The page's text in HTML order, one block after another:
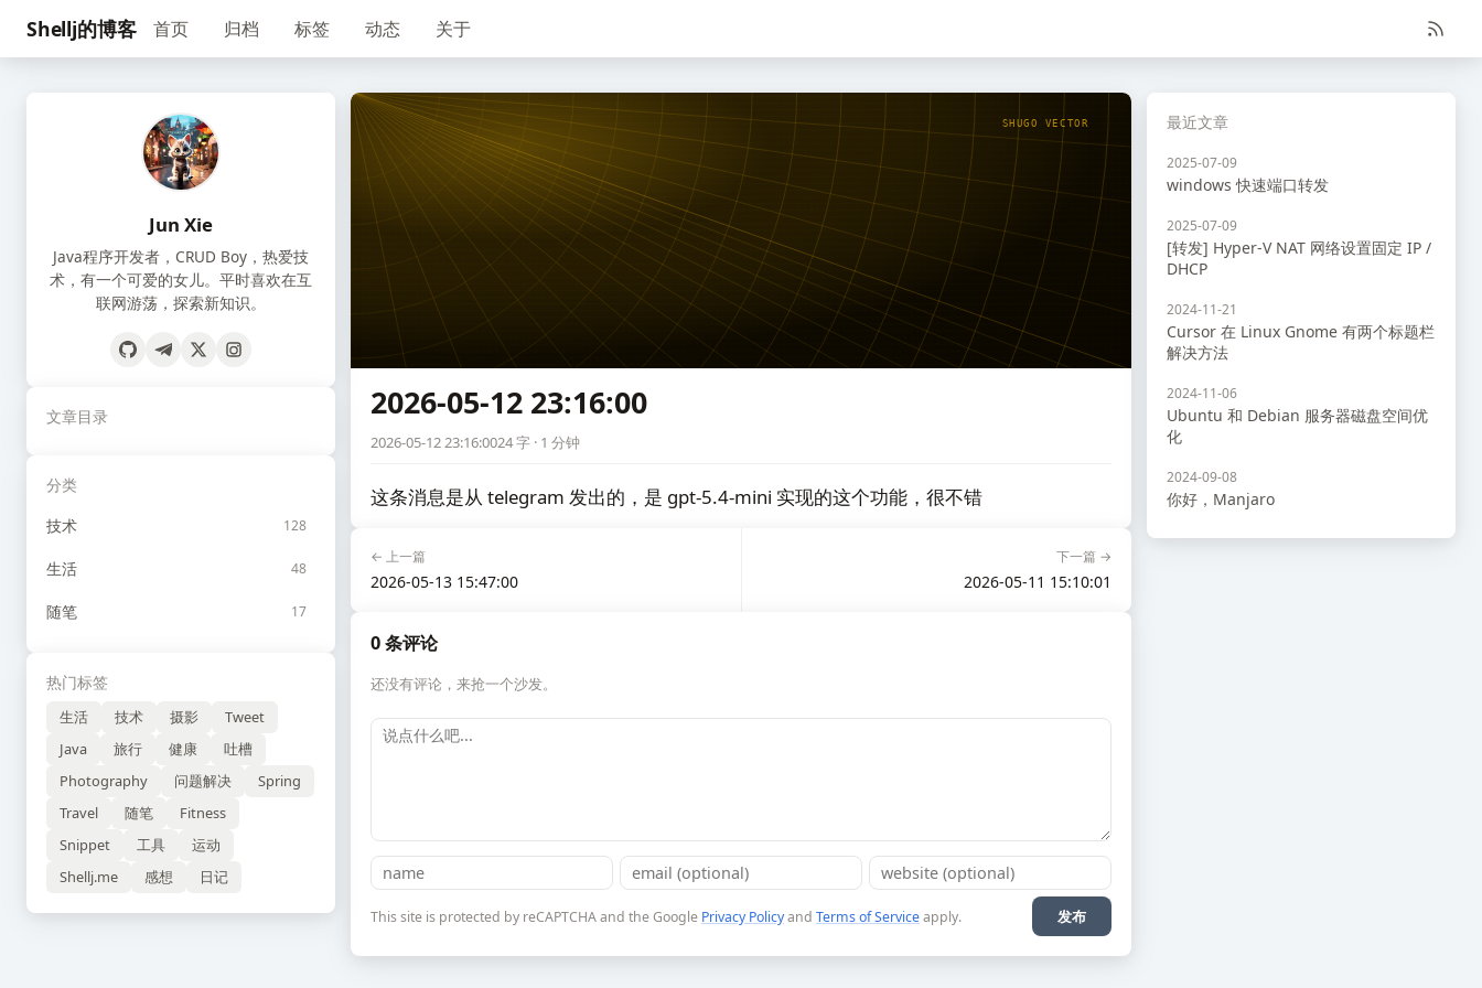
Shellj的博客 首页 归档 标签 动态 关于
Jun Xie
Java程序开发者，CRUD Boy，热爱技
术，有一个可爱的女儿。平时喜欢在互
联网游荡，探索新知识。
文章目录
分类
技术
128
生活 48
随笔 17
热门标签
生活 技术 摄影
Tweet
Java
旅行 健康
吐槽
Photography
问题解决
Spring
Travel
随笔
Fitness
Snippet
工具
运动
Shellj.me
感想 日记
SHUGO VECTOR
2026-05-12 23:16:00
2026-05-12 23:16:0024 字 · 1 分钟
这条消息是从 telegram 发出的，是 gpt-5.4-mini 实现的这个功能，很不错
← 上一篇
2026-05-13 15:47:00
下一篇 →
2026-05-11 15:10:01
0 条评论
还没有评论，来抢一个沙发。
This site is protected by reCAPTCHA and the Google Privacy Policyand Terms of Serviceapply. 发布
最近文章
2025-07-09
windows 快速端口转发
2025-07-09
[转发] Hyper-V NAT 网络设置固定 IP /
DHCP
2024-11-21
Cursor 在 Linux Gnome 有两个标题栏
解决方法
2024-11-06
Ubuntu 和 Debian 服务器磁盘空间优
化
2024-09-08
你好，Manjaro